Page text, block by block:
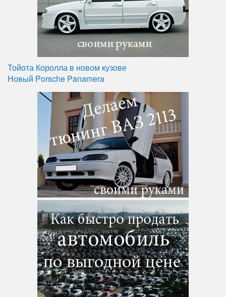
Тойота Королла в новом кузове
Новый Porsche Panamera